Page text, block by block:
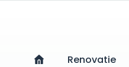
Renovatie